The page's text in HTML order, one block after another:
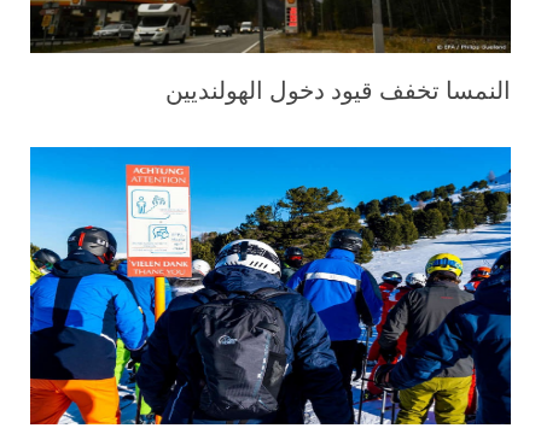
النمسا تخفف قيود دخول الهولنديين